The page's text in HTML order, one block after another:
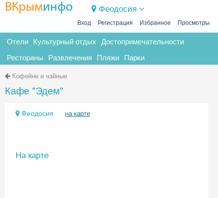
ВКрыминфо Феодосия
Вход Регистрация Избранное Просмотры
Отели Культурный отдых Достопримечательности
Рестораны Развлечения Пляжи Парки
Кофейни и чайные
Кафе "Эдем"
Феодосия на карте
На карте